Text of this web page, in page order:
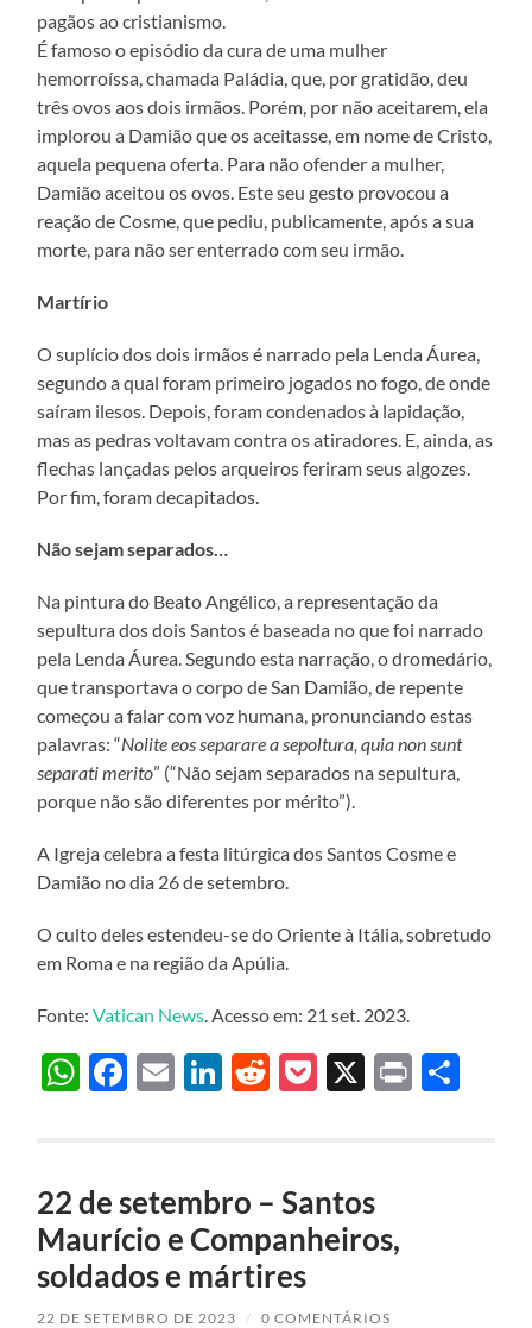
pagãos ao cristianismo.
É famoso o episódio da cura de uma mulher
hemorroíssa, chamada Paládia, que, por gratidão, deu
três ovos aos dois irmãos. Porém, por não aceitarem, ela
implorou a Damião que os aceitasse, em nome de Cristo,
aquela pequena oferta. Para não ofender a mulher,
Damião aceitou os ovos. Este seu gesto provocou a
reação de Cosme, que pediu, publicamente, após a sua
morte, para não ser enterrado com seu irmão.
Martírio
O suplício dos dois irmãos é narrado pela Lenda Áurea,
segundo a qual foram primeiro jogados no fogo, de onde
saíram ilesos. Depois, foram condenados à lapidação,
mas as pedras voltavam contra os atiradores. E, ainda, as
flechas lançadas pelos arqueiros feriram seus algozes.
Por fim, foram decapitados.
Não sejam separados…
Na pintura do Beato Angélico, a representação da
sepultura dos dois Santos é baseada no que foi narrado
pela Lenda Áurea. Segundo esta narração, o dromedário,
que transportava o corpo de San Damião, de repente
começou a falar com voz humana, pronunciando estas
palavras: “Nolite eos separare a sepoltura, quia non sunt
separati merito” (“Não sejam separados na sepultura,
porque não são diferentes por mérito”).
A Igreja celebra a festa litúrgica dos Santos Cosme e
Damião no dia 26 de setembro.
O culto deles estendeu-se do Oriente à Itália, sobretudo
em Roma e na região da Apúlia.
Fonte:Vatican News . Acesso em: 21 set. 2023.
WhatsApp
Facebook
EmailLinkedIn
Reddit
Pocket
X Print
22 de setembro – Santos
Maurício e Companheiros,
soldados e mártires
22 DE SETEMBRO DE 2023 / 0 COMENTÁRIOS